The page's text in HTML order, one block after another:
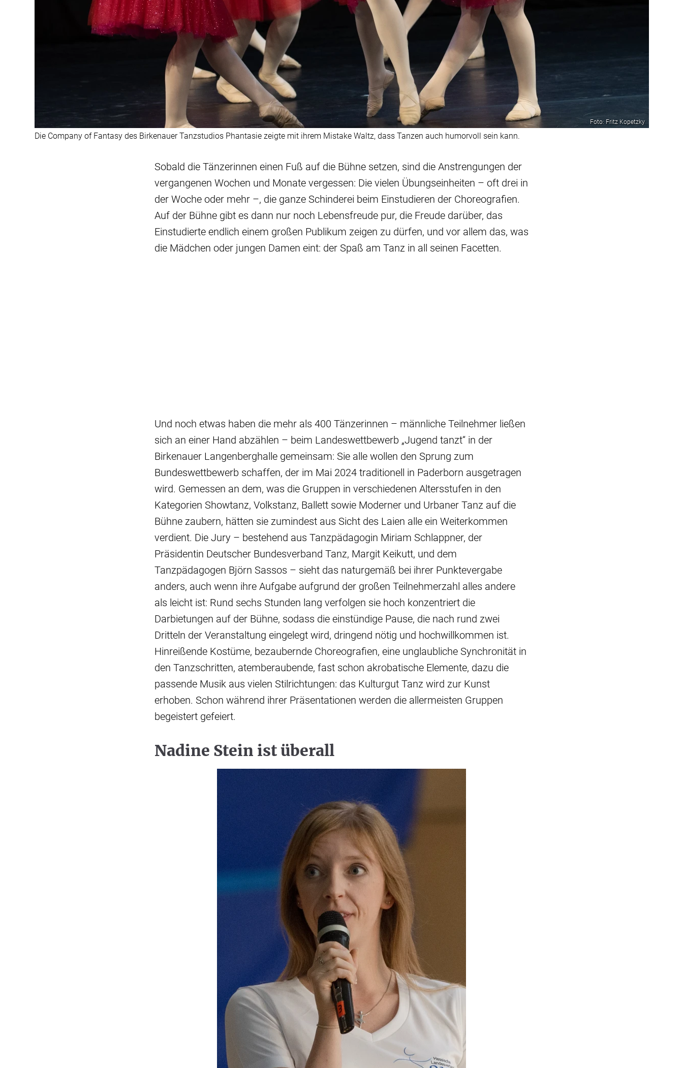
Foto: Fritz Kopetzky
Die Company of Fantasy des Birkenauer Tanzstudios Phantasie zeigte mit ihrem Mistake Waltz, dass Tanzen auch humorvoll sein kann.
Sobald die Tänzerinnen einen Fuß auf die Bühne setzen, sind die Anstrengungen der
vergangenen Wochen und Monate vergessen: Die vielen Übungseinheiten – oft drei in
der Woche oder mehr –, die ganze Schinderei beim Einstudieren der Choreografien.
Auf der Bühne gibt es dann nur noch Lebensfreude pur, die Freude darüber, das
Einstudierte endlich einem großen Publikum zeigen zu dürfen, und vor allem das, was
die Mädchen oder jungen Damen eint: der Spaß am Tanz in all seinen Facetten.
Und noch etwas haben die mehr als 400 Tänzerinnen – männliche Teilnehmer ließen
sich an einer Hand abzählen – beim Landeswettbewerb „Jugend tanzt“ in der
Birkenauer Langenberghalle gemeinsam: Sie alle wollen den Sprung zum
Bundeswettbewerb schaffen, der im Mai 2024 traditionell in Paderborn ausgetragen
wird. Gemessen an dem, was die Gruppen in verschiedenen Altersstufen in den
Kategorien Showtanz, Volkstanz, Ballett sowie Moderner und Urbaner Tanz auf die
Bühne zaubern, hätten sie zumindest aus Sicht des Laien alle ein Weiterkommen
verdient. Die Jury – bestehend aus Tanzpädagogin Miriam Schlappner, der
Präsidentin Deutscher Bundesverband Tanz, Margit Keikutt, und dem
Tanzpädagogen Björn Sassos – sieht das naturgemäß bei ihrer Punktevergabe
anders, auch wenn ihre Aufgabe aufgrund der großen Teilnehmerzahl alles andere
als leicht ist: Rund sechs Stunden lang verfolgen sie hoch konzentriert die
Darbietungen auf der Bühne, sodass die einstündige Pause, die nach rund zwei
Dritteln der Veranstaltung eingelegt wird, dringend nötig und hochwillkommen ist.
Hinreißende Kostüme, bezaubernde Choreografien, eine unglaubliche Synchronität in
den Tanzschritten, atemberaubende, fast schon akrobatische Elemente, dazu die
passende Musik aus vielen Stilrichtungen: das Kulturgut Tanz wird zur Kunst
erhoben. Schon während ihrer Präsentationen werden die allermeisten Gruppen
begeistert gefeiert.
Nadine Stein ist überall